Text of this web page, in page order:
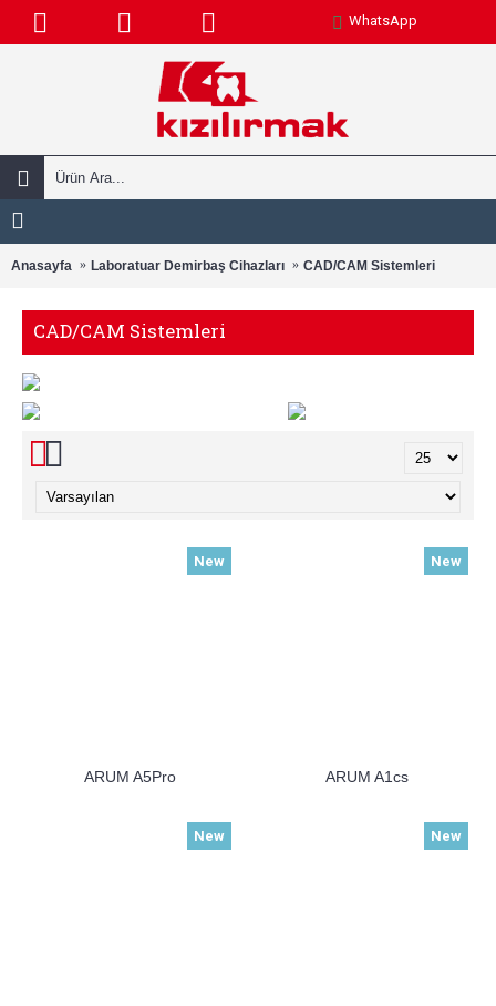
WhatsApp
Anasayfa Laboratuar Demirbaş Cihazları CAD/CAM Sistemleri
CAD/CAM Sistemleri
New
ARUM A5Pro
New
ARUM A1cs
New New